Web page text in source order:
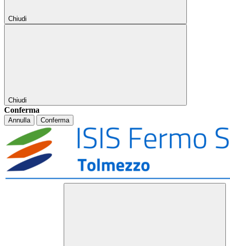
Chiudi
Chiudi
Conferma
Annulla Conferma